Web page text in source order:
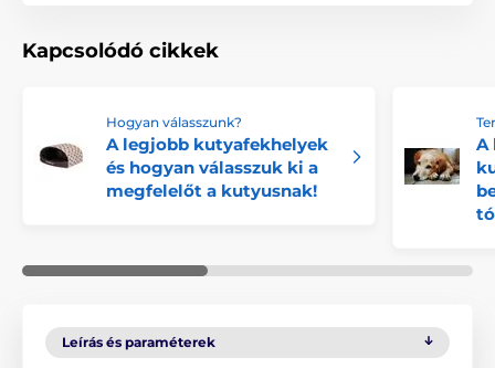
Kapcsolódó cikkek
Hogyan válasszunk?
A legjobb kutyafekhelyek
és hogyan válasszuk ki a
megfelelőt a kutyusnak!
A
Leírás és paraméterek